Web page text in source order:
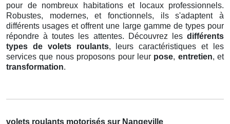
pour de nombreux habitations et locaux professionnels.
Robustes, modernes, et fonctionnels, ils s'adaptent à
différents usages et offrent une large gamme de types pour
répondre à toutes les attentes. Découvrez les différents
types de volets roulants, leurs caractéristiques et les
services que nous proposons pour leur pose, entretien, et
transformation.
volets roulants motorisés sur Nangeville